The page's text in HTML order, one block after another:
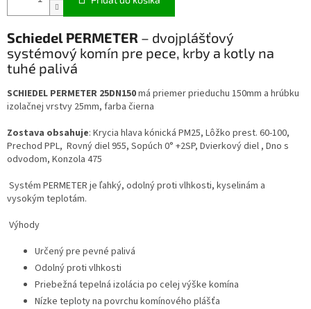
Schiedel PERMETER – dvojplášťový
systémový komín pre pece, krby a kotly na
tuhé palivá
SCHIEDEL PERMETER 25DN150má priemer prieduchu 150mm a hrúbku
izolačnej vrstvy 25mm, farba čierna
Zostava obsahuje: Krycia hlava kónická PM25, Lôžko prest. 60-100,
Prechod PPL, Rovný diel 955, Sopúch 0° +2SP, Dvierkový diel , Dno s
odvodom, Konzola 475
Systém PERMETER je ľahký, odolný proti vlhkosti, kyselinám a
vysokým teplotám.
Výhody
Určený pre pevné palivá
Odolný proti vlhkosti
Priebežná tepelná izolácia po celej výške komína
Nízke teploty na povrchu komínového plášťa